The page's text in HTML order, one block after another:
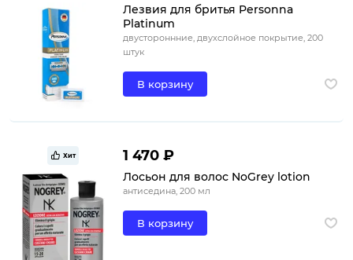
Лезвия для бритья Personna
Platinum
двустороннние, двухслойное покрытие, 200
штук
В корзину
Хит 1 470 ₽
Лосьон для волос NoGrey lotion
антиседина, 200 мл
В корзину